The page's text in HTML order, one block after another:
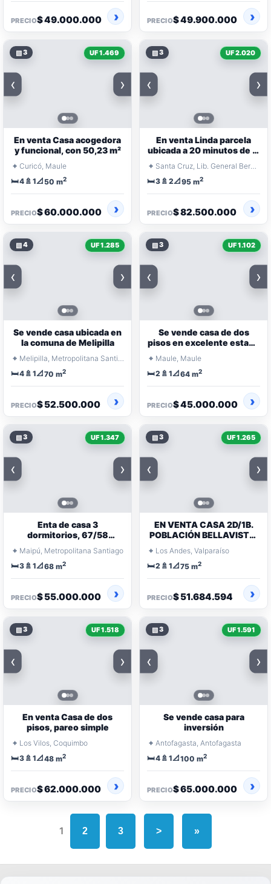
PRECIO$ 49.000.000 PRECIO$ 49.900.000
▧3 UF 1.469
‹ ›
En venta Casa acogedora
y funcional, con 50,23 m²
⌖ Curicó, Maule
🛏️4 🚿 1📐50 m2
PRECIO$ 60.000.000
▧3 UF 2.020
‹ ›
En venta Linda parcela
ubicada a 20 minutos de la
⌖ Santa Cruz, Lib. General Bernardo O'Higgins
🛏️3 🚿 2📐95 m2
PRECIO$ 82.500.000
▧4 UF 1.285
‹ ›
Se vende casa ubicada en
la comuna de Melipilla
⌖
Melipilla, Metropolitana Santiago
🛏️4 🚿 1📐70 m2
PRECIO$ 52.500.000
▧3 UF 1.102
‹ ›
Se vende casa de dos
pisos en excelente estado
⌖ Maule, Maule
🛏️2 🚿 1📐64 m2
PRECIO$ 45.000.000
▧3 UF 1.347
‹ ›
Enta de casa 3
dormitorios, 67/58
metros cuadrado
⌖ Maipú, Metropolitana Santiago
🛏️3 🚿 1📐68 m2
PRECIO$ 55.000.000
▧3 UF 1.265
‹ ›
EN VENTA CASA 2D/1B.
POBLACIÓN BELLAVISTA.
LOS ANDES
⌖ Los Andes, Valparaíso
🛏️2 🚿 1📐75 m2
PRECIO$ 51.684.594
▧3 UF 1.518
‹ ›
En venta Casa de dos
pisos, pareo simple
⌖ Los Vilos, Coquimbo
🛏️3 🚿 1📐48 m2
PRECIO$ 62.000.000
▧3 UF 1.591
‹ ›
Se vende casa para
inversión
⌖ Antofagasta, Antofagasta
🛏️4 🚿 1📐100 m2
PRECIO$ 65.000.000
1 2 3 > »